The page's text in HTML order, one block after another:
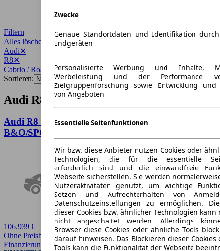
Zwecke
Genaue Standortdaten und Identifikation
Endgeräten
Personalisierte Werbung und Inhalte,
Werbeleistung und der Performance
Zielgruppenforschung sowie Entwicklung und
von Angeboten
Essentielle Seitenfunktionen
Wir bzw. diese Anbieter nutzen Cookies oder
Technologien, die für die essentielle
erforderlich sind und die einwandfreie
Webseite sicherstellen. Sie werden
Nutzeraktivitäten genutzt, um wichtige
Setzen und Aufrechterhalten von
Datenschutzeinstellungen zu ermöglichen.
dieser Cookies bzw. ähnlicher Technologien kann
nicht abgeschaltet werden. Allerdings
Browser diese Cookies oder ähnliche Tools
darauf hinweisen. Das Blockieren dieser
Tools kann die Funktionalität der Webseite
Filtern
Alles löschen
Audi✕
R8✕
Cabrio / Roadster✕
Sortieren:
Audi R8 Cabrio / Roadster Angebote
Audi R8 SPYDER 5.2FSi V10 RWS 1OF999
B&O/SPORT-AGA
106.939 €
Ohne Preisbewertung
Finanzierung möglich